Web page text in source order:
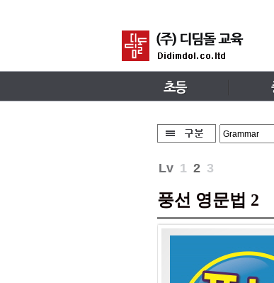
Lv 1 2 3
풍선 영문법 2